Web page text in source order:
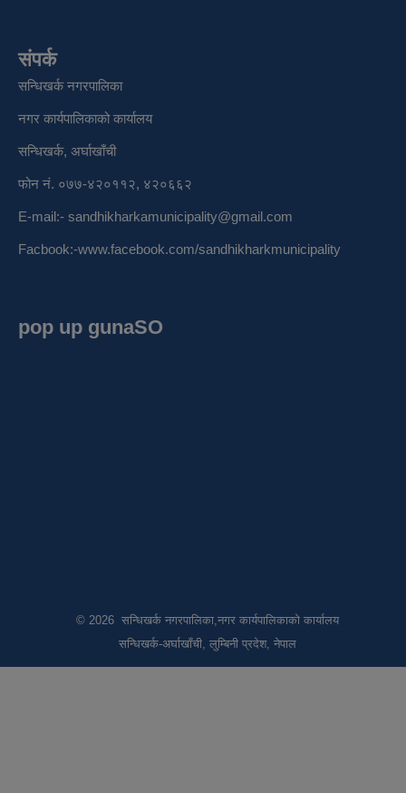
संपर्क
सन्धिखर्क नगरपालिका
नगर कार्यपालिकाको कार्यालय
सन्धिखर्क, अर्घाखाँची
फोन नं. ०७७-४२०११२, ४२०६६२
E-mail:- sandhikharkamunicipality@gmail.com
Facbook:-www.facebook.com/sandhikharkmunicipality
pop up gunaSO
© 2026 सन्धिखर्क नगरपालिका,नगर कार्यपालिकाको कार्यालय
सन्धिखर्क-अर्घाखाँची, लुम्बिनी प्रदेश, नेपाल